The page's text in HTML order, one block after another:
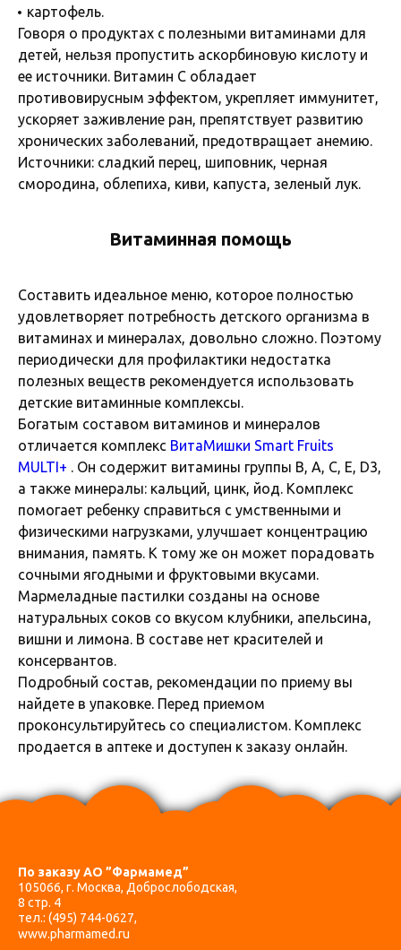
картофель.
Говоря о продуктах с полезными витаминами для
детей, нельзя пропустить аскорбиновую кислоту и
ее источники. Витамин C обладает
противовирусным эффектом, укрепляет иммунитет,
ускоряет заживление ран, препятствует развитию
хронических заболеваний, предотвращает анемию.
Источники: сладкий перец, шиповник, черная
смородина, облепиха, киви, капуста, зеленый лук.
Витаминная помощь
Составить идеальное меню, которое полностью
удовлетворяет потребность детского организма в
витаминах и минералах, довольно сложно. Поэтому
периодически для профилактики недостатка
полезных веществ рекомендуется использовать
детские витаминные комплексы.
Богатым составом витаминов и минералов
отличается комплекс ВитаМишки Smart Fruits
MULTI+ . Он содержит витамины группы B, A, С, E, D3,
а также минералы: кальций, цинк, йод. Комплекс
помогает ребенку справиться с умственными и
физическими нагрузками, улучшает концентрацию
внимания, память. К тому же он может порадовать
сочными ягодными и фруктовыми вкусами.
Мармеладные пастилки созданы на основе
натуральных соков со вкусом клубники, апельсина,
вишни и лимона. В составе нет красителей и
консервантов.
Подробный состав, рекомендации по приему вы
найдете в упаковке. Перед приемом
проконсультируйтесь со специалистом. Комплекс
продается в аптеке и доступен к заказу онлайн.
По заказу АО ”Фармамед”
105066, г. Москва, Доброслободская,
8 стр. 4
тел.: (495) 744-0627,
www.pharmamed.ru